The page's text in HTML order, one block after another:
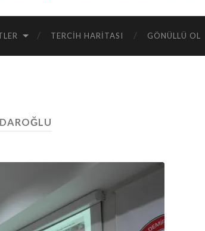
TERCIH HARITASI GÖNÜLLÜ OL